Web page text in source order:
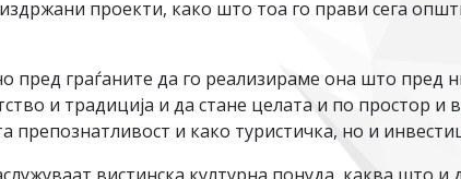
проекти, како што тоа го прави сега
пред граѓаните да го реализираме она што пред
и традиција и да стане целата и по простор и
и како туристичка, но и